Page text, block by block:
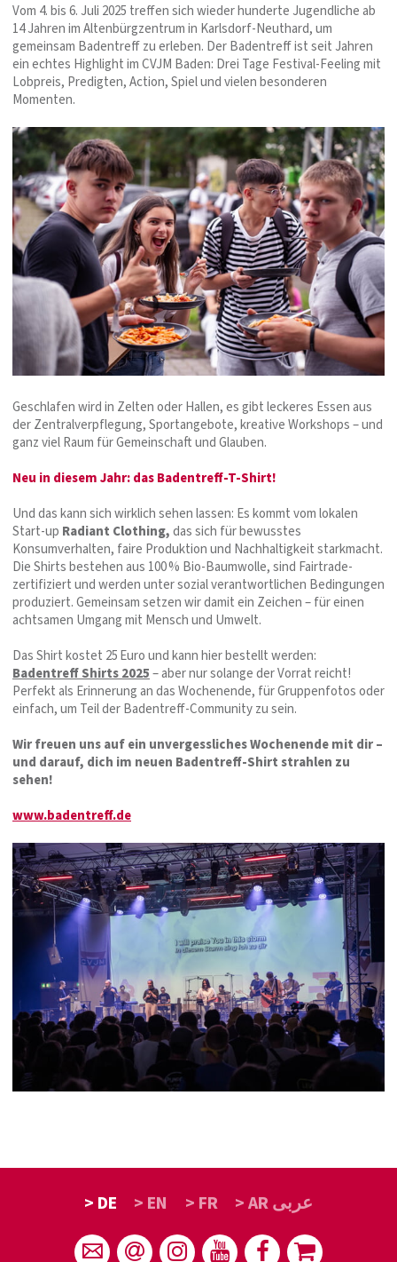
Vom 4. bis 6. Juli 2025 treffen sich wieder hunderte Jugendliche ab
14 Jahren im Altenbürgzentrum in Karlsdorf-Neuthard, um
gemeinsam Badentreff zu erleben. Der Badentreff ist seit Jahren
ein echtes Highlight im CVJM Baden: Drei Tage Festival-Feeling mit
Lobpreis, Predigten, Action, Spiel und vielen besonderen
Momenten.
Geschlafen wird in Zelten oder Hallen, es gibt leckeres Essen aus
der Zentralverpflegung, Sportangebote, kreative Workshops – und
ganz viel Raum für Gemeinschaft und Glauben.
Neu in diesem Jahr: das Badentreff-T-Shirt!
Und das kann sich wirklich sehen lassen: Es kommt vom lokalen
Start-up Radiant Clothing,das sich für bewusstes
Konsumverhalten, faire Produktion und Nachhaltigkeit starkmacht.
Die Shirts bestehen aus 100 % Bio-Baumwolle, sind Fairtrade-
zertifiziert und werden unter sozial verantwortlichen Bedingungen
produziert. Gemeinsam setzen wir damit ein Zeichen – für einen
achtsamen Umgang mit Mensch und Umwelt.
Das Shirt kostet 25 Euro und kann hier bestellt werden:
Badentreff Shirts 2025– aber nur solange der Vorrat reicht!
Perfekt als Erinnerung an das Wochenende, für Gruppenfotos oder
einfach, um Teil der Badentreff-Community zu sein.
Wir freuen uns auf ein unvergessliches Wochenende mit dir –
und darauf, dich im neuen Badentreff-Shirt strahlen zu
sehen!
www.badentreff.de
> DE > EN > FR > AR عربى